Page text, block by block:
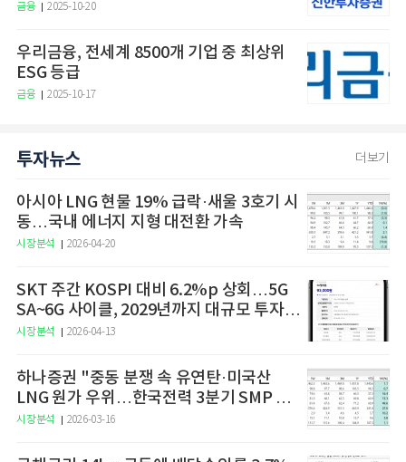
금융 2025-10-20
우리금융, 전세계 8500개 기업 중 최상위
ESG 등급
금융 2025-10-17
투자뉴스 더보기
아시아 LNG 현물 19% 급락·새울 3호기 시
동…국내 에너지 지형 대전환 가속
시장분석 2026-04-20
SKT 주간 KOSPI 대비 6.2%p 상회…5G
SA~6G 사이클, 2029년까지 대규모 투자
예고
시장분석 2026-04-13
하나증권 "중동 분쟁 속 유연탄·미국산
LNG 원가 우위…한국전력 3분기 SMP 상
승 전망"
시장분석 2026-03-16